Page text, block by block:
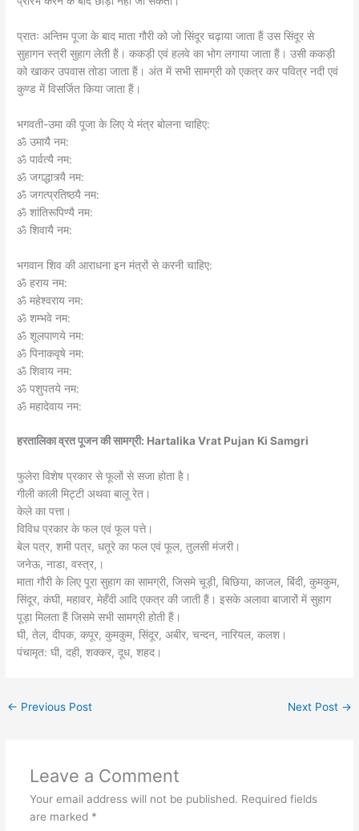
प्रातः अन्तिम पूजा के बाद माता गौरी को जो सिंदूर चढ़ाया जाता हैं उस सिंदूर से
सुहागन स्त्री सुहाग लेती हैं। ककड़ी एवं हलवे का भोग लगाया जाता हैं। उसी ककड़ी
को खाकर उपवास तोडा जाता हैं। अंत में सभी सामग्री को एकत्र कर पवित्र नदी एवं
कुण्ड में विसर्जित किया जाता हैं।
भगवती-उमा की पूजा के लिए ये मंत्र बोलना चाहिए:
ॐ उमायै नम:
ॐ पार्वत्यै नम:
ॐ जगद्धात्र्यै नम:
ॐ जगत्प्रतिष्ठयै नम:
ॐ शांतिरूपिण्यै नम:
ॐ शिवायै नम:
भगवान शिव की आराधना इन मंत्रों से करनी चाहिए:
ॐ हराय नम:
ॐ महेश्वराय नम:
ॐ शम्भवे नम:
ॐ शूलपाणये नम:
ॐ पिनाकवृषे नम:
ॐ शिवाय नम:
ॐ पशुपतये नम:
ॐ महादेवाय नम:
हरतालिका व्रत पूजन की सामग्री: Hartalika Vrat Pujan Ki Samgri
फुलेरा विशेष प्रकार से फूलों से सजा होता है।
गीली काली मिट्टी अथवा बालू रेत।
केले का पत्ता।
विविध प्रकार के फल एवं फूल पत्ते।
बेल पत्र, शमी पत्र, धतूरे का फल एवं फूल, तुलसी मंजरी।
जनेऊ, नाडा, वस्त्र,।
माता गौरी के लिए पूरा सुहाग का सामग्री, जिसमे चूड़ी, बिछिया, काजल, बिंदी, कुमकुम,
सिंदूर, कंघी, महावर, मेहँदी आदि एकत्र की जाती हैं। इसके अलावा बाजारों में सुहाग
पूड़ा मिलता हैं जिसमे सभी सामग्री होती हैं।
घी, तेल, दीपक, कपूर, कुमकुम, सिंदूर, अबीर, चन्दन, नारियल, कलश।
पंचामृत: घी, दही, शक्कर, दूध, शहद।
← Previous Post Next Post →
Leave a Comment
Your email address will not be published. Required fields
are marked *